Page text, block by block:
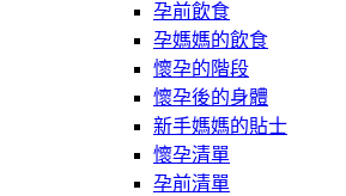
孕前飲食
孕媽媽的飲食
懷孕的階段
懷孕後的身體
新手媽媽的貼士
懷孕清單
孕前清單